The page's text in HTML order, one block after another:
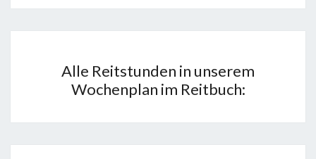
Alle Reitstunden in unserem
Wochenplan im Reitbuch: